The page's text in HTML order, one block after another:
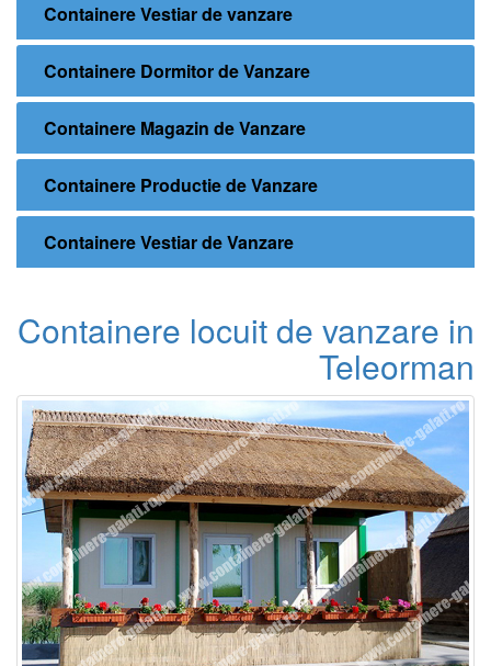
Containere Vestiar de vanzare
Containere Dormitor de Vanzare
Containere Magazin de Vanzare
Containere Productie de Vanzare
Containere Vestiar de Vanzare
Containere locuit de vanzare in
Teleorman